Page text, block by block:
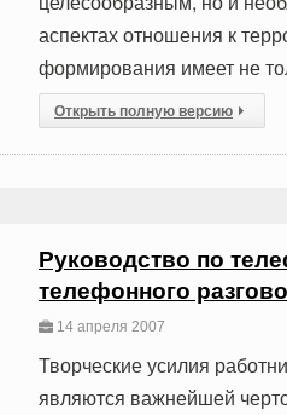
аспектах отношения к
формирования имеет не
Открыть полную версию
Руководство по
телефонного
14 апреля 2007
Творческие усилия
являются важнейшей